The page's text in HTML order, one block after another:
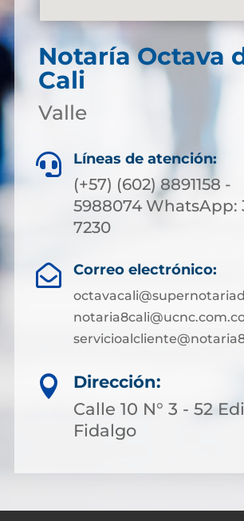
Notaría Octava
Cali
Valle
 Líneas de atención:
(+57) (602) 8891158 -
5988074 WhatsApp:
7230
 Correo electrónico:

Dirección:
Calle 10 N° 3 - 52
Fidalgo